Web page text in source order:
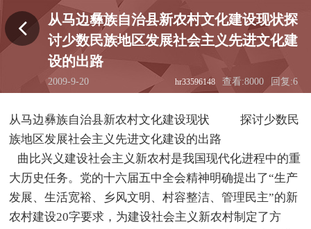
从马边彝族自治县新农村文化建设现状探
讨少数民族地区发展社会主义先进文化建
设的出路
2009-9-20
01:30:28
回复:6
查看:8000
hr33596148
从马边彝族自治县新农村文化建设现状 探讨少数民
族地区发展社会主义先进文化建设的出路
曲比兴义建设社会主义新农村是我国现代化进程中的重
大历史任务。党的十六届五中全会精神明确提出了“生产
发展、生活宽裕、乡风文明、村容整洁、管理民主”的新
农村建设20字要求，为建设社会主义新农村制定了方